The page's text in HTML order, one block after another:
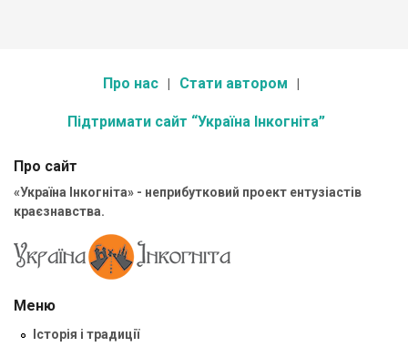
Про нас Стати автором
Підтримати сайт “Україна Інкогніта”
Про сайт
«Україна Інкогніта» - неприбутковий проект ентузіастів
краєзнавства.
Меню
Історія і традиції